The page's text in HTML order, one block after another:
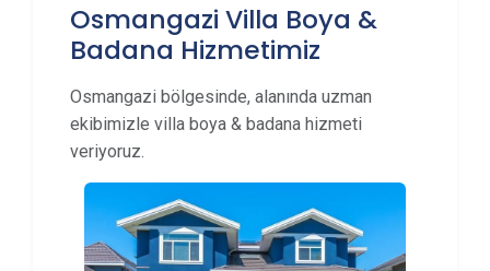
Osmangazi Villa Boya &
Badana Hizmetimiz
Osmangazi bölgesinde, alanında uzman
ekibimizle villa boya & badana hizmeti
veriyoruz.